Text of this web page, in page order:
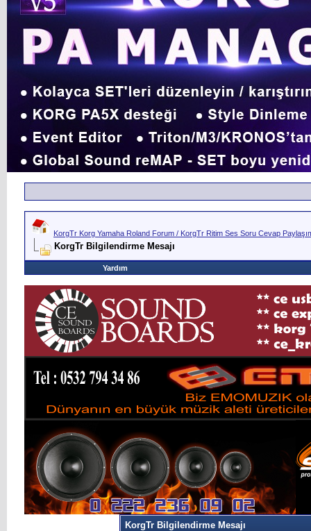
KorgTr Korg Yamaha Roland Forum / KorgTr Ritim Ses Soru Cevap
KorgTr Bilgilendirme Mesajı
Yardım
KorgTr Bilgilendirme Mesajı